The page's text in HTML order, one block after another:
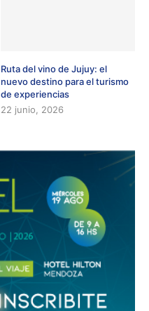
Ruta del vino de Jujuy: el
nuevo destino para el turismo
de experiencias
22 junio, 2026